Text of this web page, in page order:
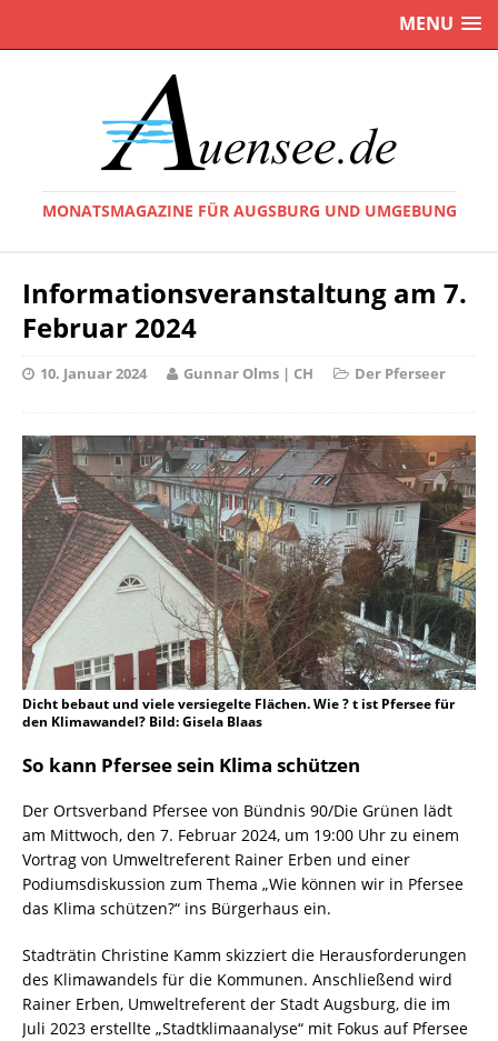
MENU
MONATSMAGAZINE FÜR AUGSBURG UND UMGEBUNG
Informationsveranstaltung am 7.
Februar 2024
10. Januar 2024 Gunnar Olms | CH Der Pferseer
Dicht bebaut und viele versiegelte Flächen. Wie ? t ist Pfersee für
den Klimawandel? Bild: Gisela Blaas
So kann Pfersee sein Klima schützen
Der Ortsverband Pfersee von Bündnis 90/Die Grünen lädt
am Mittwoch, den 7. Februar 2024, um 19:00 Uhr zu einem
Vortrag von Umweltreferent Rainer Erben und einer
Podiumsdiskussion zum Thema „Wie können wir in Pfersee
das Klima schützen?“ ins Bürgerhaus ein.
Stadträtin Christine Kamm skizziert die Herausforderungen
des Klimawandels für die Kommunen. Anschließend wird
Rainer Erben, Umweltreferent der Stadt Augsburg, die im
Juli 2023 erstellte „Stadtklimaanalyse“ mit Fokus auf Pfersee